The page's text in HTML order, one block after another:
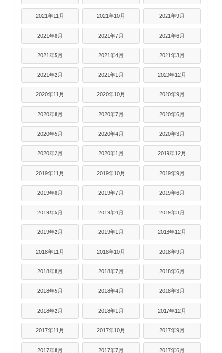
2021年11月 2021年10月 2021年9月
2021年8月 2021年7月 2021年6月
2021年5月 2021年4月 2021年3月
2021年2月 2021年1月 2020年12月
2020年11月 2020年10月 2020年9月
2020年8月 2020年7月 2020年6月
2020年5月 2020年4月 2020年3月
2020年2月 2020年1月 2019年12月
2019年11月 2019年10月 2019年9月
2019年8月 2019年7月 2019年6月
2019年5月 2019年4月 2019年3月
2019年2月 2019年1月 2018年12月
2018年11月 2018年10月 2018年9月
2018年8月 2018年7月 2018年6月
2018年5月 2018年4月 2018年3月
2018年2月 2018年1月 2017年12月
2017年11月 2017年10月 2017年9月
2017年8月 2017年7月 2017年6月